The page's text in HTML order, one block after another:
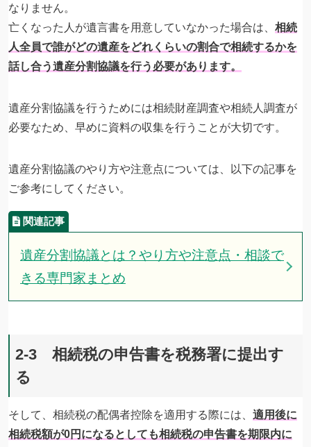
なりません。
亡くなった人が遺言書を用意していなかった場合は、 相続
人全員で誰がどの遺産をどれくらいの割合で相続するかを
話し合う遺産分割協議を行う必要があります。
遺産分割協議を行うためには相続財産調査や相続人調査が
必要なため、早めに資料の収集を行うことが大切です。
遺産分割協議のやり方や注意点については、以下の記事を
ご参考にしてください。
遺産分割協議とは？やり方や注意点・相談で
きる専門家まとめ
2-3 相続税の申告書を税務署に提出す
る
そして、相続税の配偶者控除を適用する際には、 適用後に
相続税額が0円になるとしても相続税の申告書を期限内に